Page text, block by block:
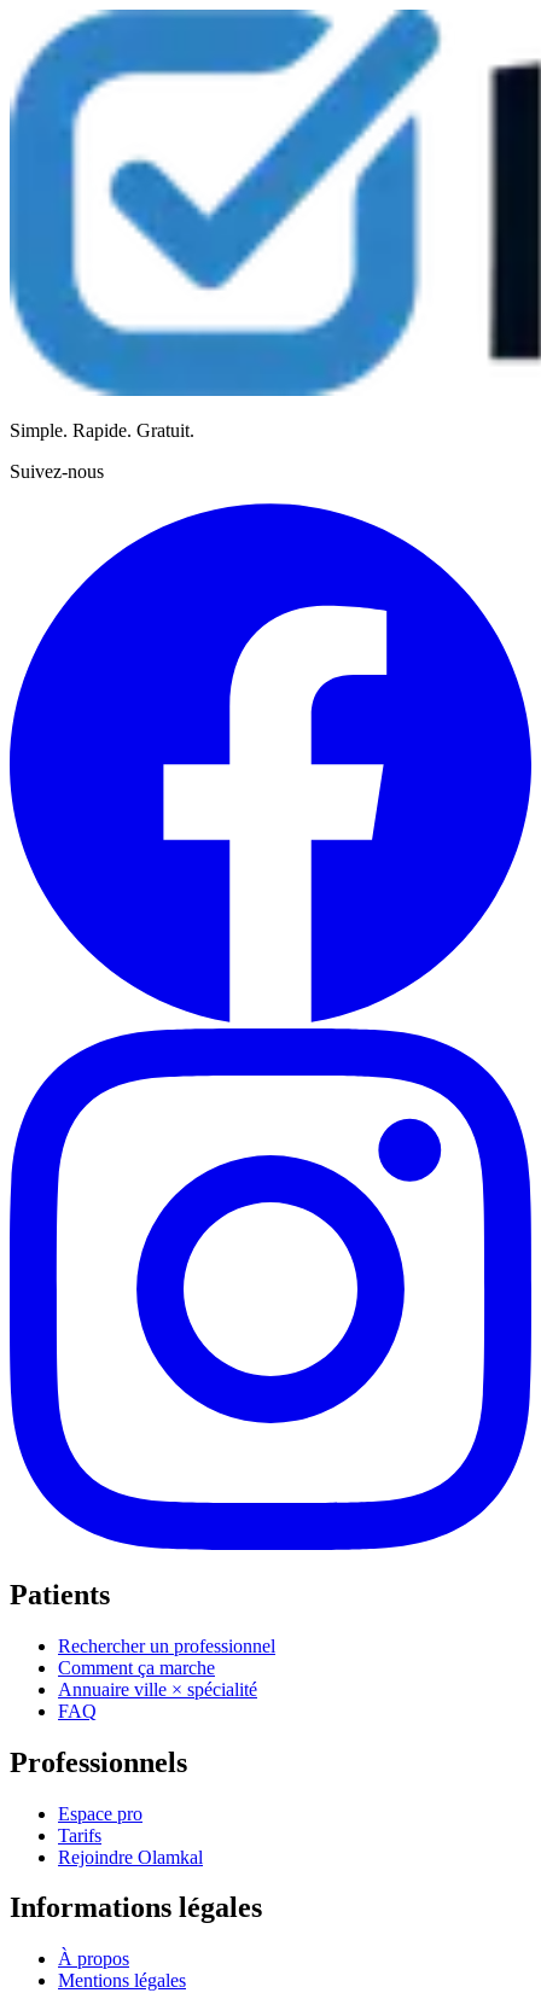
Simple. Rapide. Gratuit.
Suivez-nous
Patients
Rechercher un professionnel
Comment ça marche
Annuaire ville × spécialité
FAQ
Professionnels
Espace pro
Tarifs
Rejoindre Olamkal
Informations légales
À propos
Mentions légales